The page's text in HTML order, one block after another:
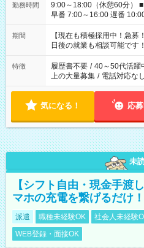
勤務時間
9:00～18:00（休憩60分） ■ご希望があれば下記シフトもOK！
早番 7:00～16:00 遅番 10:00～19:00 「家族と
い」 「余裕を持って夕飯
たくない」 など、ご希望を教えて
の方へ 今ご覧のお仕事で希
の勤務時間。 合計で週40
期間
【現在も積極採用中！急
日後の就業も相談可能です！
特徴 履歴書不要 / 40～50代活躍
上の大量募集 / 電話対応なし
気になる！ 応
未
【シフト自由・現金手渡
マホの充電を繋げるだけ！
派遣 職種未経験OK 社会人未経験
WEB登録・面接OK